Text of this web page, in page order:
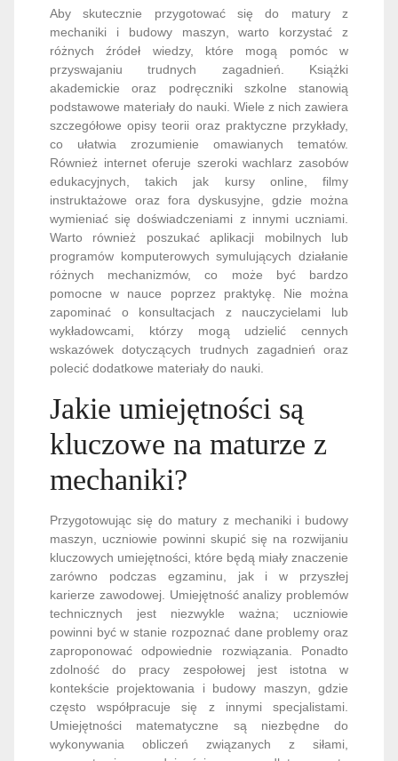
Aby skutecznie przygotować się do matury z
mechaniki i budowy maszyn, warto korzystać z
różnych źródeł wiedzy, które mogą pomóc w
przyswajaniu trudnych zagadnień. Książki
akademickie oraz podręczniki szkolne stanowią
podstawowe materiały do nauki. Wiele z nich zawiera
szczegółowe opisy teorii oraz praktyczne przykłady,
co ułatwia zrozumienie omawianych tematów.
Również internet oferuje szeroki wachlarz zasobów
edukacyjnych, takich jak kursy online, filmy
instruktażowe oraz fora dyskusyjne, gdzie można
wymieniać się doświadczeniami z innymi uczniami.
Warto również poszukać aplikacji mobilnych lub
programów komputerowych symulujących działanie
różnych mechanizmów, co może być bardzo
pomocne w nauce poprzez praktykę. Nie można
zapominać o konsultacjach z nauczycielami lub
wykładowcami, którzy mogą udzielić cennych
wskazówek dotyczących trudnych zagadnień oraz
polecić dodatkowe materiały do nauki.
Jakie umiejętności są
kluczowe na maturze z
mechaniki?
Przygotowując się do matury z mechaniki i budowy
maszyn, uczniowie powinni skupić się na rozwijaniu
kluczowych umiejętności, które będą miały znaczenie
zarówno podczas egzaminu, jak i w przyszłej
karierze zawodowej. Umiejętność analizy problemów
technicznych jest niezwykle ważna; uczniowie
powinni być w stanie rozpoznać dane problemy oraz
zaproponować odpowiednie rozwiązania. Ponadto
zdolność do pracy zespołowej jest istotna w
kontekście projektowania i budowy maszyn, gdzie
często współpracuje się z innymi specjalistami.
Umiejętności matematyczne są niezbędne do
wykonywania obliczeń związanych z siłami,